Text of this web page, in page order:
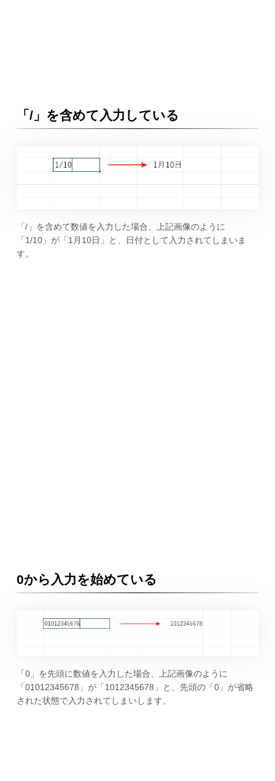
「/」を含めて入力している
「/」を含めて数値を入力した場合、上記画像のように
「1/10」が「1月10日」と、日付として入力されてしまいま
す。
0から入力を始めている
「0」を先頭に数値を入力した場合、上記画像のように
「01012345678」が「1012345678」と、先頭の「0」が省略
された状態で入力されてしまいします。